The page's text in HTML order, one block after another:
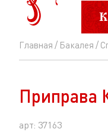
Главная Бакалея
Приправа
Котани
травы
Приправа
арт: 37163